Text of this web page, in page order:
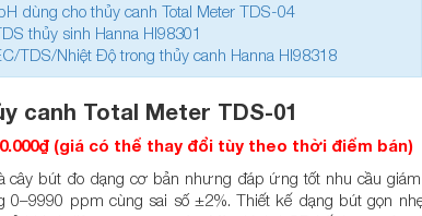
dùng cho thủy canh Total Meter TDS-04
thủy sinh Hanna HI98301
TDS/Nhiệt Độ trong thủy canh Hanna HI98318
canh Total Meter TDS-01
(giá có thể thay đổi tùy theo thời điểm bán)
cây bút đo dạng cơ bản nhưng đáp ứng tốt nhu cầu
0–9990 ppm cùng sai số ±2%. Thiết kế dạng bút gọn